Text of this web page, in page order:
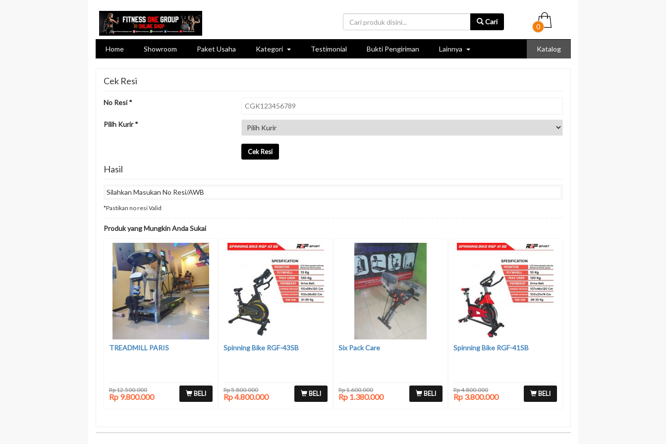
Cari
0
Home Showroom Paket Usaha Kategori Testimonial Bukti Pengiriman Lainnya Katalog
Cek Resi
No Resi*
Pilih Kurir*
Cek Resi
Hasil
Silahkan Masukan No Resi/AWB
*Pastikan no resi Valid
Produk yang Mungkin Anda Sukai
TREADMILL PARIS
Rp 12.500.000
Rp 9.800.000 BELI
Spinning Bike RGF-43SB
Rp 5.800.000
Rp 4.800.000 BELI
Six Pack Care
Rp 1.600.000
Rp 1.380.000 BELI
Spinning Bike RGF-41SB
Rp 4.800.000
Rp 3.800.000 BELI